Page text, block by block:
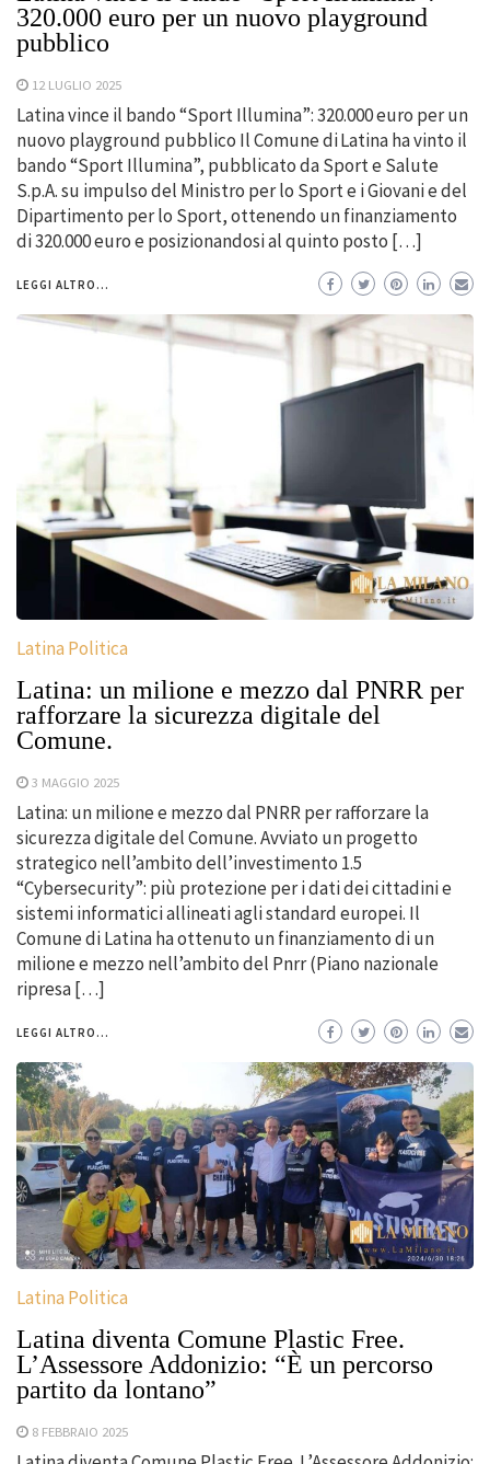
320.000 euro per un nuovo playground
pubblico
12 LUGLIO 2025
Latina vince il bando “Sport Illumina”: 320.000 euro per un
nuovo playground pubblico Il Comune di Latina ha vinto il
bando “Sport Illumina”, pubblicato da Sport e Salute
S.p.A. su impulso del Ministro per lo Sport e i Giovani e del
Dipartimento per lo Sport, ottenendo un finanziamento
di 320.000 euro e posizionandosi al quinto posto […]
LEGGI ALTRO...
Latina Politica
Latina: un milione e mezzo dal PNRR per
rafforzare la sicurezza digitale del
Comune.
3 MAGGIO 2025
Latina: un milione e mezzo dal PNRR per rafforzare la
sicurezza digitale del Comune. Avviato un progetto
strategico nell’ambito dell’investimento 1.5
“Cybersecurity”: più protezione per i dati dei cittadini e
sistemi informatici allineati agli standard europei. Il
Comune di Latina ha ottenuto un finanziamento di un
milione e mezzo nell’ambito del Pnrr (Piano nazionale
ripresa […]
LEGGI ALTRO...
Latina Politica
Latina diventa Comune Plastic Free.
L’Assessore Addonizio: “È un percorso
partito da lontano”
8 FEBBRAIO 2025